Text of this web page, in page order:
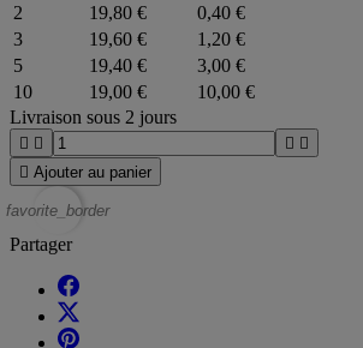
2
19,80 €
0,40 €
3
19,60 €
1,20 €
5
19,40 €
3,00 €
10
19,00 €
10,00 €
Livraison sous 2 jours
   
 Ajouter au panier
favorite_border
Partager